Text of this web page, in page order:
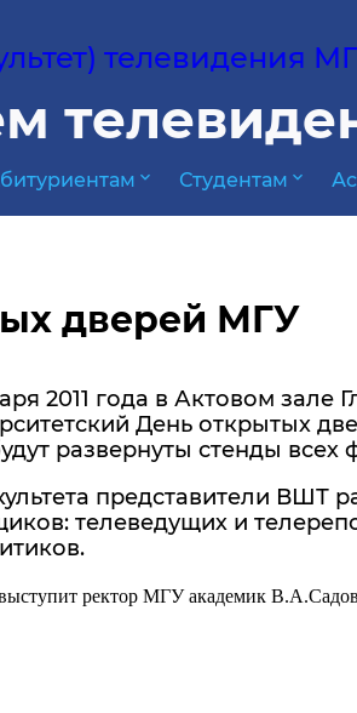
телевидения
expand_more Студентам expand_more
дверей МГУ
2011 года в Актовом
День открытых
развернуты стенды всех
представители ВШТ
телеведущих и
ректор МГУ академик